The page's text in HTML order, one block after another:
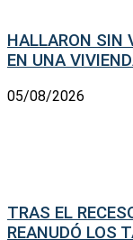
HALLARON SIN
EN UNA
05/08/2026
TRAS EL
REANUDÓ LOS